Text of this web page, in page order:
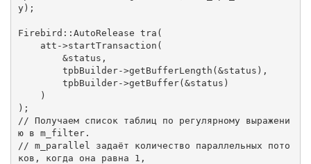
y);
Firebird::AutoRelease tra (
)
// Получаем список таблиц по регулярному выражени
ю в m_filter.
// m_parallel задаёт количество параллельных пото
ков, когда она равна 1,